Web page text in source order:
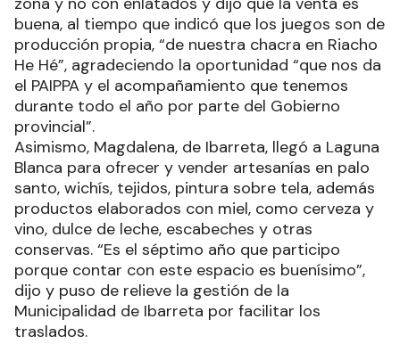
buena, al tiempo que indicó que los juegos son de
producción propia, “de nuestra chacra en Riacho
He Hé”, agradeciendo la oportunidad “que nos da
el PAIPPA y el acompañamiento que tenemos
durante todo el año por parte del Gobierno
provincial”.
Asimismo, Magdalena, de Ibarreta, llegó a Laguna
Blanca para ofrecer y vender artesanías en palo
santo, wichís, tejidos, pintura sobre tela, además
productos elaborados con miel, como cerveza y
vino, dulce de leche, escabeches y otras
conservas. “Es el séptimo año que participo
porque contar con este espacio es buenísimo”,
dijo y puso de relieve la gestión de la
Municipalidad de Ibarreta por facilitar los
traslados.